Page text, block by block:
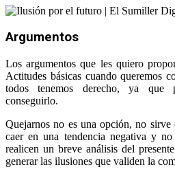
Argumentos
Los argumentos que les quiero
Actitudes básicas cuando queremos
todos tenemos derecho, ya que
conseguirlo.
Quejarnos no es una opción, no sirve
caer en una tendencia negativa y
realicen un breve análisis del
generar las ilusiones que validen la